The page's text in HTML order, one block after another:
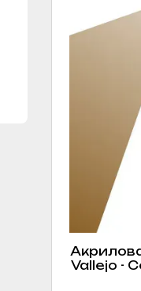
Vallejo -